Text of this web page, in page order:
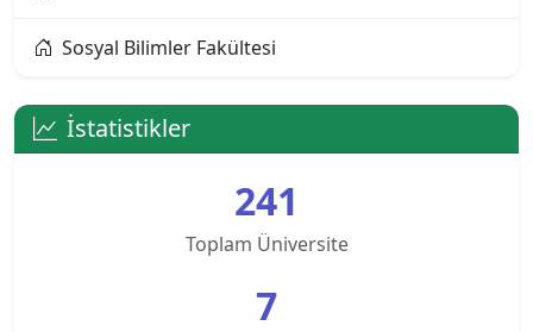
Ankara Hacı Bayram Veli Üniversitesi
Ankara Medipol Üniversitesi
Sosyal Bilimler Fakültesi
İstatistikler
241
Toplam Üniversite
7